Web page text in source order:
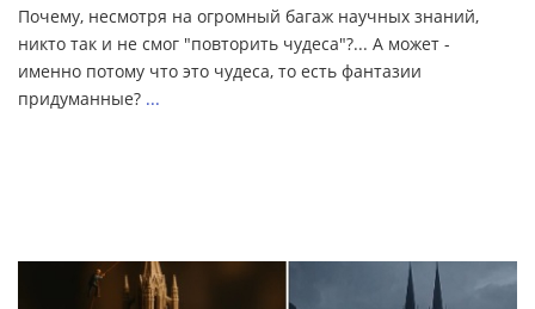
Почему, несмотря на огромный багаж научных знаний,
никто так и не смог "повторить чудеса"?... А может -
именно потому что это чудеса, то есть фантазии
придуманные? ...